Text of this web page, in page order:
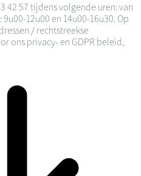
42 57 tijdens volgende uren: van
12u00 en 14u00-16u30. Op
/ rechtstreekse
ons privacy- en GDPR beleid,